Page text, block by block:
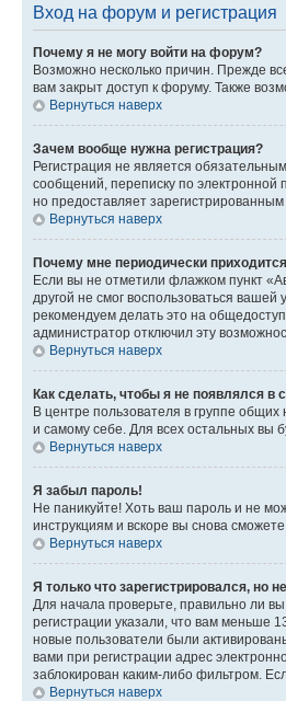
Вход на форум и регистрация
Почему я не могу войти на форум?
Возможно несколько причин. Прежде
вам закрыт доступ к форуму. Также
Вернуться наверх
Зачем вообще нужна регистрация?
Регистрация не является
сообщений, переписку по электронной
но предоставляет
Вернуться наверх
Почему мне периодически
Если вы не отметили флажком пункт
другой не смог воспользоваться
рекомендуем делать это на
администратор отключил эту
Вернуться наверх
Как сделать, чтобы я не появлялся в
В центре пользователя в группе
и самому себе. Для всех остальных вы
Вернуться наверх
Я забыл пароль!
Не паникуйте! Хоть ваш пароль и не
инструкциям и вскоре вы снова
Вернуться наверх
Я только что зарегистрировался, но
Для начала проверьте, правильно ли
регистрации указали, что вам меньше
новые пользователи были
вами при регистрации адрес
заблокирован каким-либо фильтром.
Вернуться наверх